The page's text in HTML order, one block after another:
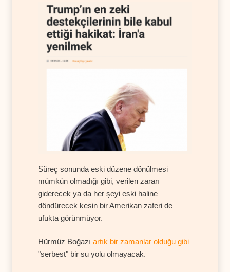
Süreç sonunda eski düzene dönülmesi
mümkün olmadığı gibi, verilen zararı
giderecek ya da her şeyi eski haline
döndürecek kesin bir Amerikan zaferi de
ufukta görünmüyor.
Hürmüz Boğazı artık bir zamanlar olduğu gibi
"serbest" bir su yolu olmayacak.